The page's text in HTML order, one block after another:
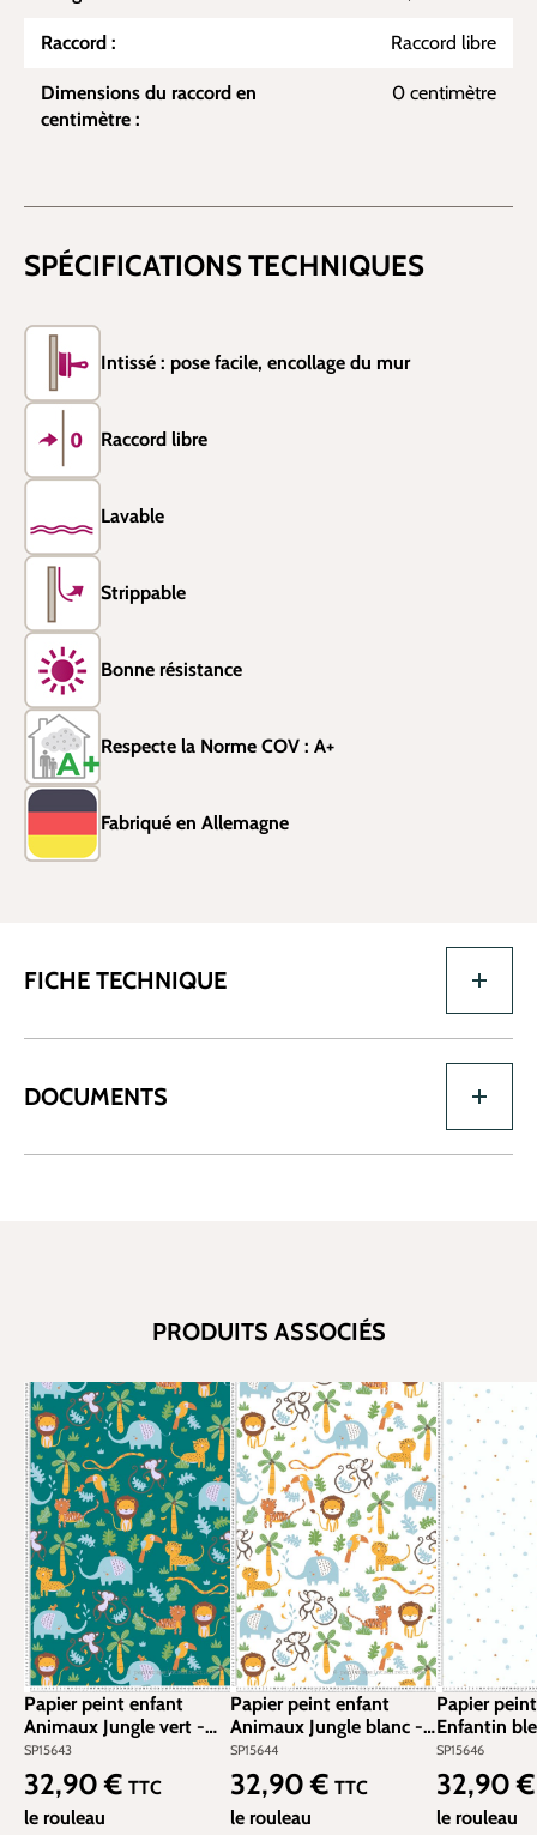
Raccord : Raccord libre
Dimensions du raccord en
centimètre :
0 centimètre
SPÉCIFICATIONS TECHNIQUES
Intissé : pose facile, encollage du mur
Raccord libre
Lavable
Strippable
Bonne résistance
Respecte la Norme COV : A+
Fabriqué en Allemagne
FICHE TECHNIQUE
DOCUMENTS
PRODUITS ASSOCIÉS
Papier peint enfant
Animaux Jungle vert -
Little Love d'A.S.
Création | Réf. SP15643
SP15643
Prix régulier :
32,90 € TTC
le rouleau
Papier peint enfant
Animaux Jungle blanc -
Little Love d'A.S.
Création | Réf. SP15644
SP15644
Prix régulier :
32,90 € TTC
le rouleau
Papier
Enfantin
orange -
d'A.S.
SP15646
SP15646
Prix
32,90
le rouleau